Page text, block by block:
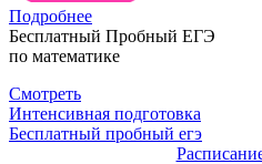
Подробнее
Бесплатный Пробный ЕГЭ
по математике
Смотреть
Интенсивная подготовка
Бесплатный пробный егэ